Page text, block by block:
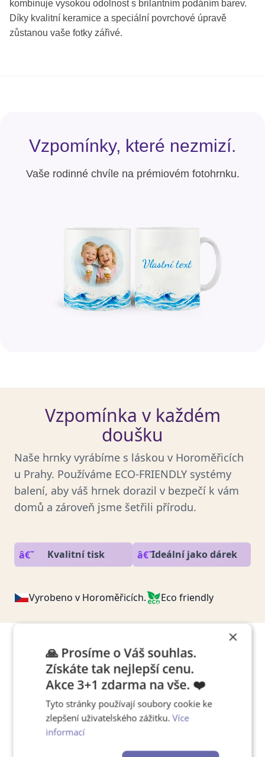
kombinuje vysokou odolnost s brilantním podáním barev.
Díky kvalitní keramice a speciální povrchové úpravě
zůstanou vaše fotky zářivé.
Vzpomínky, které nezmizí.
Vaše rodinné chvíle na prémiovém fotohrnku.
Vzpomínka v každém
doušku
Naše hrnky vyrábíme s láskou v Horoměřicích
u Prahy. Používáme ECO-FRIENDLY systémy
balení, aby váš hrnek dorazil v bezpečí k vám
domů a zároveň jsme šetřili přírodu.
Kvalitní tisk Ideální jako dárek
Vyrobeno v Horoměřicích. Eco friendly
Tipy, jak pracovat s editorem
Chcete se rychle naučit,
jak používat náš editor?
×
🙏 Prosíme o Váš souhlas.
Získáte tak nejlepší cenu.
Akce 3+1 zdarma na vše. ❤️
Tyto stránky používají soubory cookie ke
zlepšení uživatelského zážitku.Více
informací